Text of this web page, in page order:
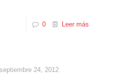
0 Leer más
septiembre 24, 2012